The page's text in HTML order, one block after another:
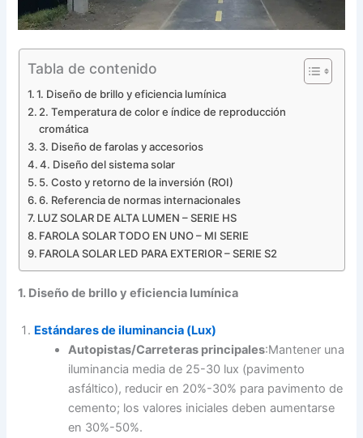
Tabla de contenido
1. Diseño de brillo y eficiencia lumínica
2. Temperatura de color e índice de reproducción
cromática
3. Diseño de farolas y accesorios
4. Diseño del sistema solar
5. Costo y retorno de la inversión (ROI)
6. Referencia de normas internacionales
LUZ SOLAR DE ALTA LUMEN – SERIE HS
FAROLA SOLAR TODO EN UNO – MI SERIE
FAROLA SOLAR LED PARA EXTERIOR – SERIE S2
1. Diseño de brillo y eficiencia lumínica
Estándares de iluminancia (Lux)
Autopistas/Carreteras principales:Mantener una
iluminancia media de 25-30 lux (pavimento
asfáltico), reducir en 20%-30% para pavimento de
cemento; los valores iniciales deben aumentarse
en 30%-50%.